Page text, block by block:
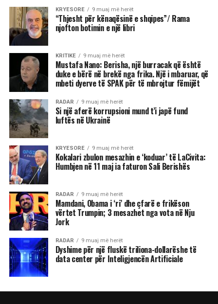
KRYESORE 9 muaj më herët
“Thjesht për kënaqësinë e shqipes”/ Rama
njofton botimin e një libri
KRITIKE 9 muaj më herët
Mustafa Nano: Berisha, një burracak që është
duke e bërë në brekë nga frika. Një i mbaruar, që
mbeti dyerve të SPAK për të mbrojtur fëmijët
RADAR 9 muaj më herët
Si një aferë korrupsioni mund t’i japë fund
luftës në Ukrainë
KRYESORE 9 muaj më herët
Kokalari zbulon mesazhin e ‘koduar’ të LaCivita:
Humbjen në 11 maj ia faturon Sali Berishës
RADAR 9 muaj më herët
Mamdani, Obama i ‘ri’ dhe çfarë e frikëson
vërtet Trumpin; 3 mesazhet nga vota në Nju
Jork
RADAR 9 muaj më herët
Dyshime për një fluskë triliona-dollarëshe të
data center për Inteligjencën Artificiale